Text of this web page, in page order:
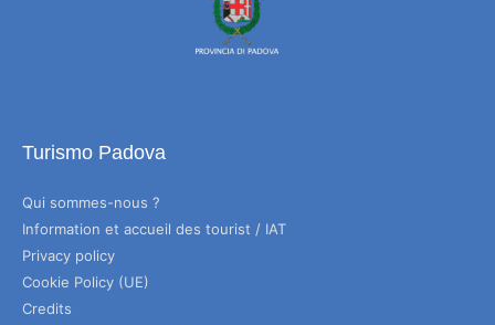
Turismo Padova
Qui sommes-nous ?
Information et accueil des tourist / IAT
Privacy policy
Cookie Policy (UE)
Credits